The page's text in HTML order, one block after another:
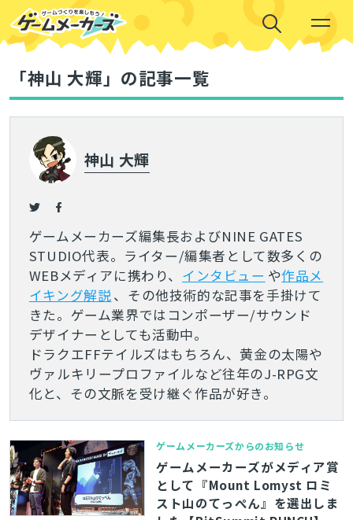
「神山 大輝」の記事一覧
神山 大輝
ゲームメーカーズ編集長およびNINE GATES
STUDIO代表。ライター/編集者として数多くの
WEBメディアに携わり、 インタビュー や作品メ
イキング解説、その他技術的な記事を手掛けて
きた。ゲーム業界ではコンポーザー/サウンド
デザイナーとしても活動中。
ドラクエFFテイルズはもちろん、黄金の太陽や
ヴァルキリープロファイルなど往年のJ-RPG文
化と、その文脈を受け継ぐ作品が好き。
ゲームメーカーズからのお知らせ
ゲームメーカーズがメディア賞
として『Mount Lomyst ロミ
スト山のてっぺん』を選出しま